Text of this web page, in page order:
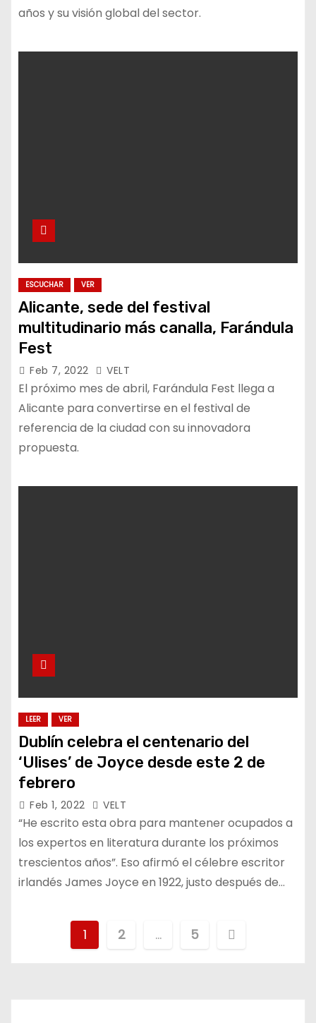
años y su visión global del sector.
ESCUCHAR VER
Alicante, sede del festival
multitudinario más canalla, Farándula
Fest
Feb 7, 2022 VELT
El próximo mes de abril, Farándula Fest llega a
Alicante para convertirse en el festival de
referencia de la ciudad con su innovadora
propuesta.
LEER VER
Dublín celebra el centenario del
‘Ulises’ de Joyce desde este 2 de
febrero
Feb 1, 2022 VELT
“He escrito esta obra para mantener ocupados a
los expertos en literatura durante los próximos
trescientos años”. Eso afirmó el célebre escritor
irlandés James Joyce en 1922, justo después de…
1 2 … 5